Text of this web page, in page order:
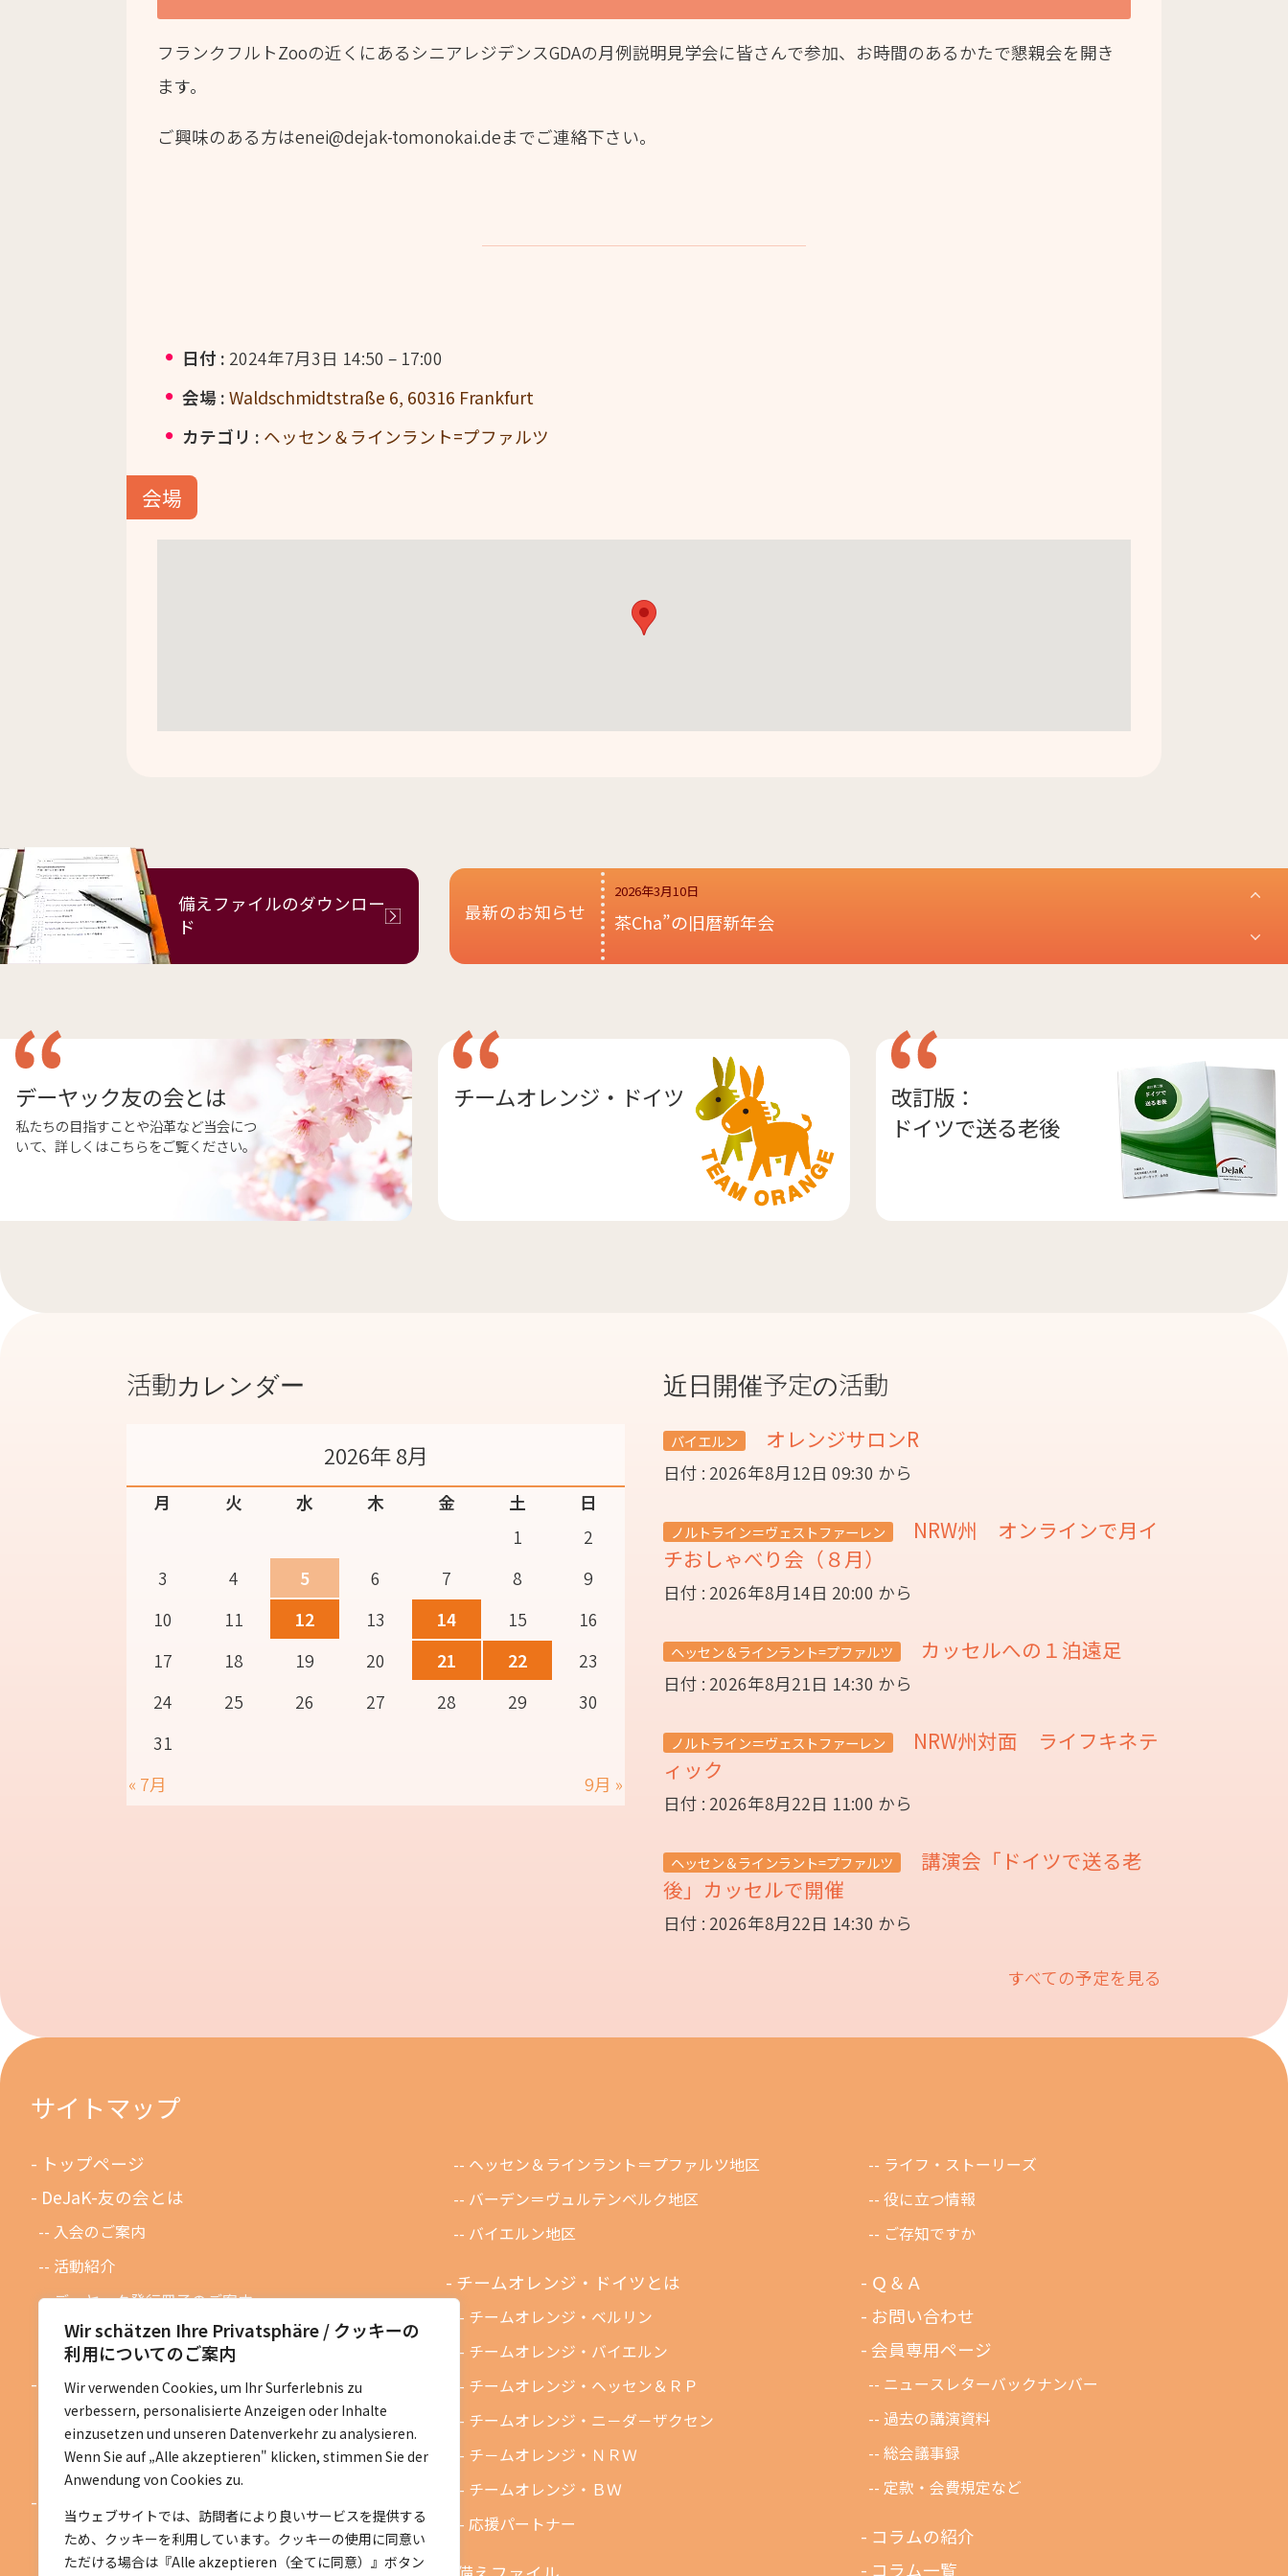
Wir schätzen Ihre Privatsphäre / クッキーの
利用についてのご案内
Wir verwenden Cookies, um Ihr Surferlebnis zu
verbessern, personalisierte Anzeigen oder Inhalte
einzusetzen und unseren Datenverkehr zu analysieren.
Wenn Sie auf „Alle akzeptieren" klicken, stimmen Sie der
Anwendung von Cookies zu.
当ウェブサイトでは、訪問者により良いサービスを提供する
ため、クッキーを利用しています。クッキーの使用に同意い
ただける場合は『Alle akzeptieren（全てに同意）』ボタン
フランクフルトZooの近くにあるシニアレジデンスGDAの月例説明見学会に皆さんで参加、お時間のあるかたで懇親会を開き
ます。
ご興味のある方はenei@dejak-tomonokai.deまでご連絡下さい。
日付 : 2024年7月3日 14:50 – 17:00
会場 : Waldschmidtstraße 6, 60316 Frankfurt
カテゴリ : ヘッセン＆ラインラント=プファルツ
会場
備えファイルのダウンロー
ド
最新のお知らせ
2026年3月10日
茶Cha”の旧暦新年会
デーヤック友の会とは
私たちの目指すことや沿革など当会につ
いて、詳しくはこちらをご覧ください。
チームオレンジ・ ドイツ
改訂版：
ドイツで送る老後
活動カレンダー
2026年 8月
月 火 水 木 金 土
日
1
2
3
4 5 6 7 8
9
10
11 12 13 14 15
16
17
18 19 20 21 22
23
24
25 26 27 28 29
30
31
« 7月
9月 »
近日開催予定の活動
バイエルン オレンジサロンR
日付 : 2026年8月12日 09:30 から
ノルトライン＝ヴェストファーレン
NRW州 オンラインで月イ
チおしゃべり会（８月）
日付 : 2026年8月14日 20:00 から
ヘッセン＆ラインラント=プファルツ カッセルへの１泊遠足
日付 : 2026年8月21日 14:30 から
ノルトライン＝ヴェストファーレン
NRW州対面 ライフキネテ
ィック
日付 : 2026年8月22日 11:00 から
ヘッセン＆ラインラント=プファルツ
講演会「ドイツで送る老
後」カッセルで開催
日付 : 2026年8月22日 14:30 から
すべての予定を見る
サイトマップ
トップページ
DeJaK-友の会とは
入会のご案内
活動紹介
デーヤック発行冊子のご案内
DeJaK友の会設立１０周年記念
お知らせ
お知らせ一覧
活動予定一覧
ベルリン地区
ニーダーザクセン地区
ヘッセン＆ラインラント＝プファルツ地区
バーデン＝ヴュルテンベルク地区
バイエルン地区
チームオレンジ・ドイツとは
チームオレンジ・ベルリン
チームオレンジ・バイエルン
チームオレンジ・ヘッセン＆ＲＰ
チームオレンジ・ニ－ダ－ザクセン
チ－ムオレンジ・ＮＲＷ
チームオレンジ・ＢＷ
応援パートナー
ライフ・ストーリーズ
役に立つ情報
ご存知ですか
Ｑ＆Ａ
お問い合わせ
会員専用ページ
ニュースレターバックナンバー
過去の講演資料
総会議事録
定款・会費規定など
コラムの紹介
コラム一覧